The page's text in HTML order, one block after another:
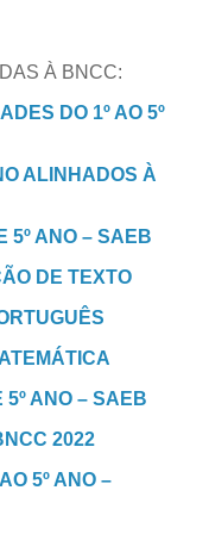
À BNCC:
DO 1º AO 5º
ALINHADOS À
5º ANO – SAEB
DE TEXTO
5º ANO – SAEB
2022
5º ANO –